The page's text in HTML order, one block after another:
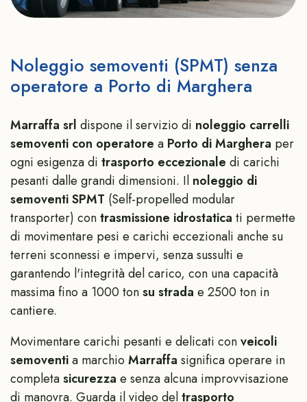
Noleggio semoventi (SPMT) senza
operatore a Porto di Marghera
Marraffa srl dispone il servizio di noleggio carrelli
semoventi con operatore a Porto di Marghera per
ogni esigenza di trasporto eccezionale di carichi
pesanti dalle grandi dimensioni. Il noleggio di
semoventiSPMT (Self-propelled modular
transporter) contrasmissione idrostatica ti permette
di movimentare pesi e carichi eccezionali anche su
terreni sconnessi e impervi, senza sussulti e
garantendo l'integrità del carico, con una capacità
massima fino a 1000 tonsu strada e 2500 ton in
cantiere.
Movimentare carichi pesanti e delicati conveicoli
semoventia marchio Marraffa significa operare in
completasicurezza e senza alcuna improvvisazione
di manovra. Guarda il video deltrasporto